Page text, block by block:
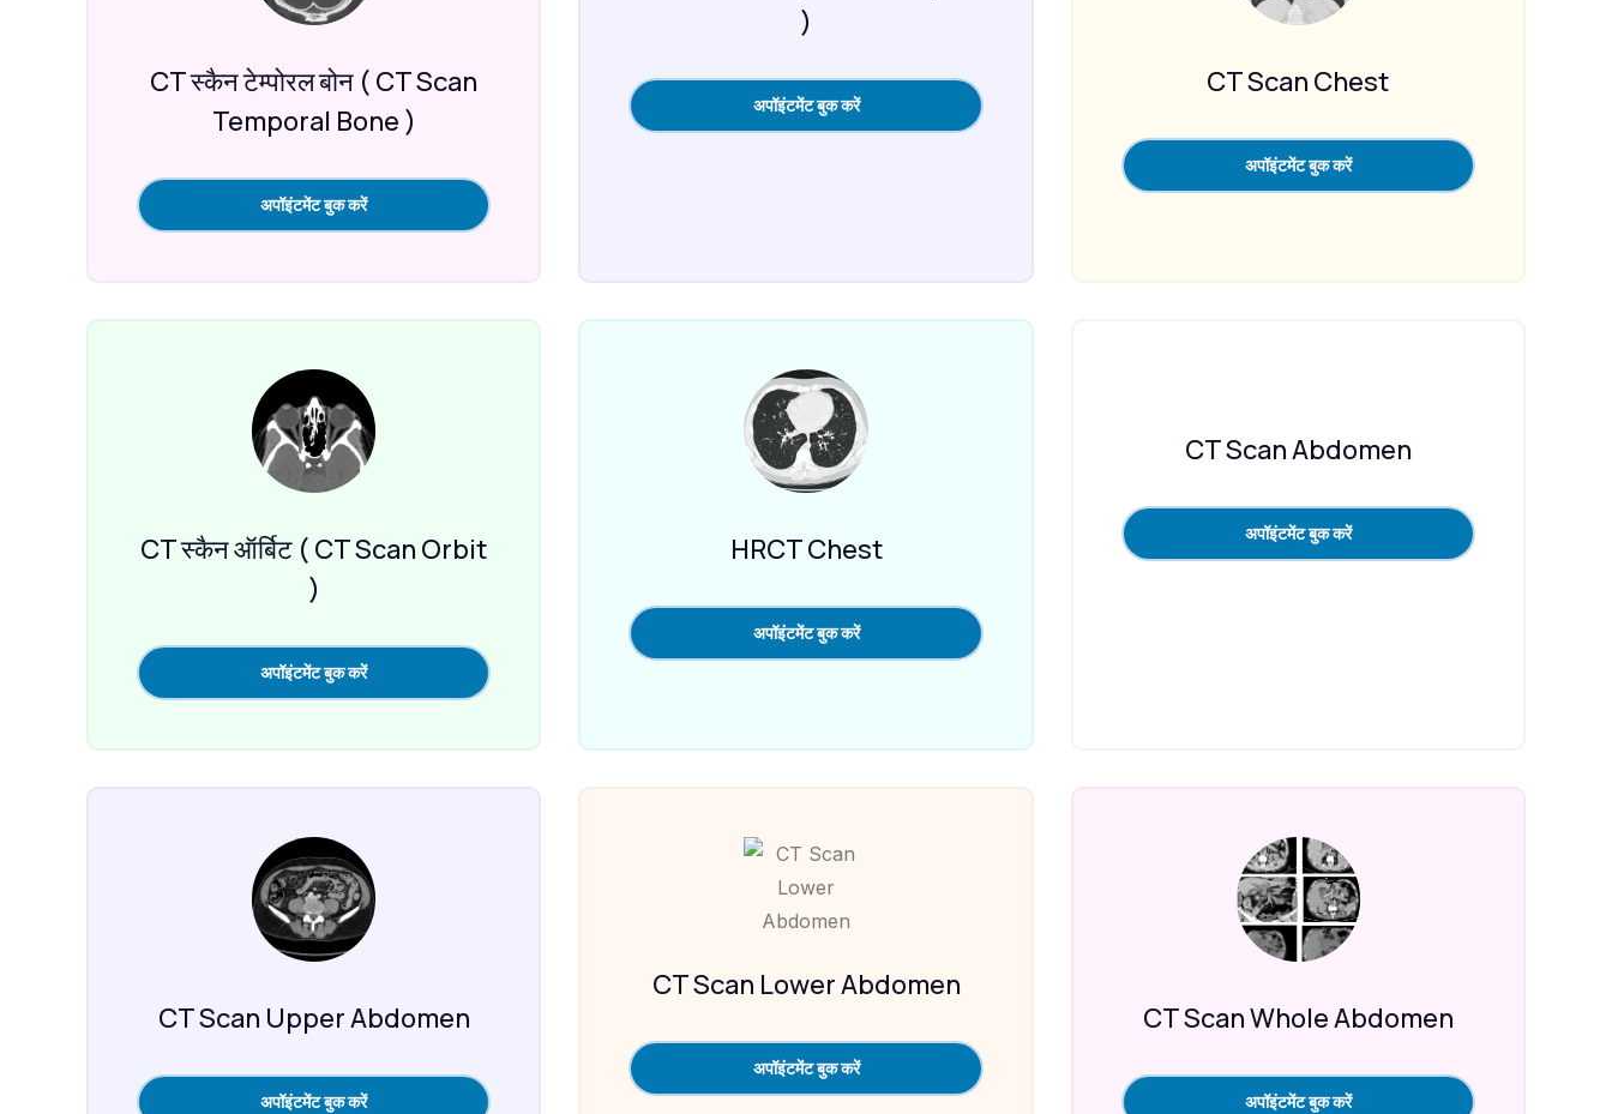
CT स्कैन टेम्पोरल बोन ( CT Scan
Temporal Bone )
अपॉइंटमेंट बुक करें
)
अपॉइंटमेंट बुक करें
CT Scan Chest
अपॉइंटमेंट बुक करें
CT स्कैन ऑर्बिट ( CT Scan Orbit
)
अपॉइंटमेंट बुक करें
HRCT Chest
अपॉइंटमेंट बुक करें
CT Scan Abdomen
अपॉइंटमेंट बुक करें
CT Scan Upper Abdomen
अपॉइंटमेंट बुक करें
CT Scan Lower Abdomen
अपॉइंटमेंट बुक करें
CT Scan Whole Abdomen
अपॉइंटमेंट बुक करें